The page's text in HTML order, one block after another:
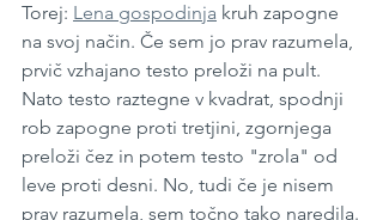
Torej: Lena gospodinja kruh zapogne
na svoj način. Če sem jo prav razumela,
prvič vzhajano testo preloži na pult.
Nato testo raztegne v kvadrat, spodnji
rob zapogne proti tretjini, zgornjega
preloži čez in potem testo "zrola" od
leve proti desni. No, tudi če je nisem
prav razumela, sem točno tako naredila.